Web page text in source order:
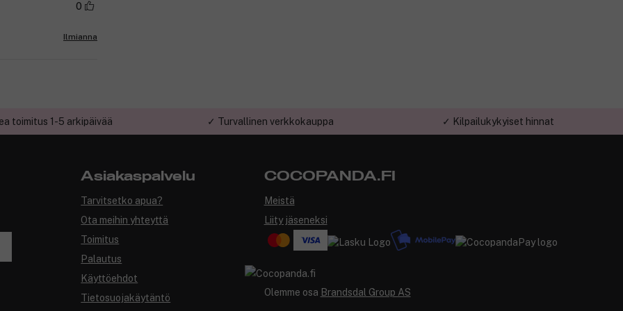
0
Ilmianna
toimitus 1-5 arkipäivää ✓ Turvallinen verkkokauppa ✓ Kilpailukykyiset hinnat
Asiakaspalvelu
Tarvitsetko apua?
Ota meihin yhteyttä
Toimitus
Palautus
Käyttöehdot
Tietosuojakäytäntö
COCOPANDA.FI
Meistä
Liity jäseneksi
Olemme osa Brandsdal Group AS